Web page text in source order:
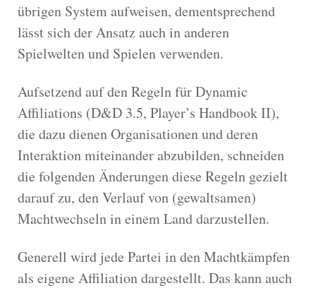
übrigen System aufweisen, dementsprechend
lässt sich der Ansatz auch in anderen
Spielwelten und Spielen verwenden.
Aufsetzend auf den Regeln für Dynamic
Affiliations (D&D 3.5, Player’s Handbook II),
die dazu dienen Organisationen und deren
Interaktion miteinander abzubilden, schneiden
die folgenden Änderungen diese Regeln gezielt
darauf zu, den Verlauf von (gewaltsamen)
Machtwechseln in einem Land darzustellen.
Generell wird jede Partei in den Machtkämpfen
als eigene Affiliation dargestellt. Das kann auch